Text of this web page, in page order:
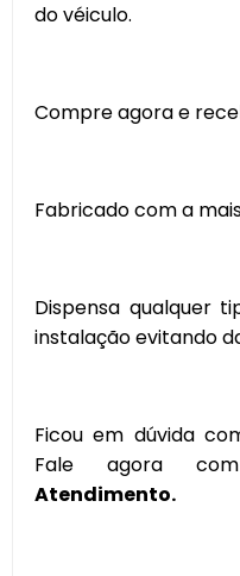
do véiculo.
Compre agora e
Fabricado com a
Dispensa qualquer
instalação evitando
Ficou em dúvida
Fale agora
Atendimento.